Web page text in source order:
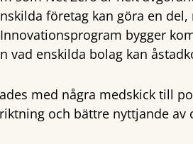
företag kan göra en
bygger
vad enskilda bolag kan
med några medskick till
och bättre nyttjande